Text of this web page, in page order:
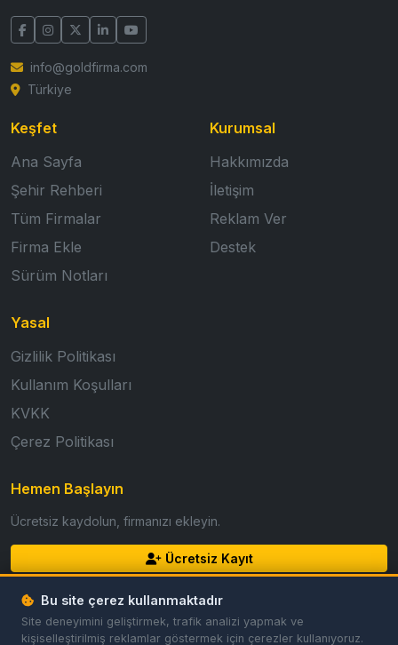
info@goldfirma.com
Türkiye
Keşfet
Ana Sayfa
Şehir Rehberi
Tüm Firmalar
Firma Ekle
Sürüm Notları
Kurumsal
Hakkımızda
İletişim
Reklam Ver
Destek
Yasal
Gizlilik Politikası
Kullanım Koşulları
KVKK
Çerez Politikası
Hemen Başlayın
Ücretsiz kaydolun, firmanızı ekleyin.
Ücretsiz Kayıt
Giriş Yap
Bu site çerez kullanmaktadır
Site deneyimini geliştirmek, trafik analizi yapmak ve
kişiselleştirilmiş reklamlar göstermek için çerezler kullanıyoruz.